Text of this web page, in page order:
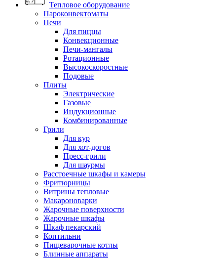
Тепловое оборудование
Пароконвектоматы
Печи
Для пиццы
Конвекционные
Печи-мангалы
Ротационные
Высокоскоростные
Подовые
Плиты
Электрические
Газовые
Индукционные
Комбинированные
Грили
Для кур
Для хот-догов
Пресс-грили
Для шаурмы
Расстоечные шкафы и камеры
Фритюрницы
Витрины тепловые
Макароноварки
Жарочные поверхности
Жарочные шкафы
Шкаф пекарский
Коптильни
Пищеварочные котлы
Блинные аппараты